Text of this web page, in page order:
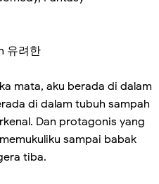
유려한
mata, aku berada di dalam
di dalam tubuh sampah
Dan protagonis yang
sampai babak
tiba.